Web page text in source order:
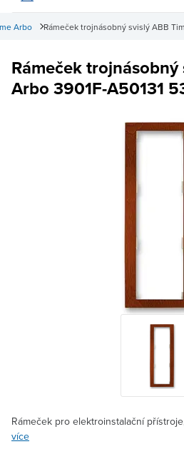
Rámeček trojnásobný svislý ABB
Arbo
Rámeček
Arbo 3901F-A50131
Rámeček pro elektroinstalační
více